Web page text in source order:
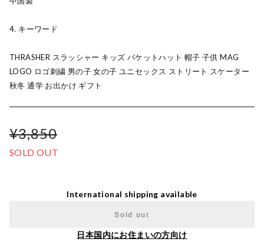
4. キーワード
THRASHER スラッシャー キッズ バケットハット 帽子 子供 MAG
LOGO ロゴ刺繍 男の子 女の子 ユニセックス ストリート スケーター
秋冬 通学 お出かけ ギフト
¥3,850
SOLD OUT
International shipping available
Sold out
日本国内にお住まいの方向け